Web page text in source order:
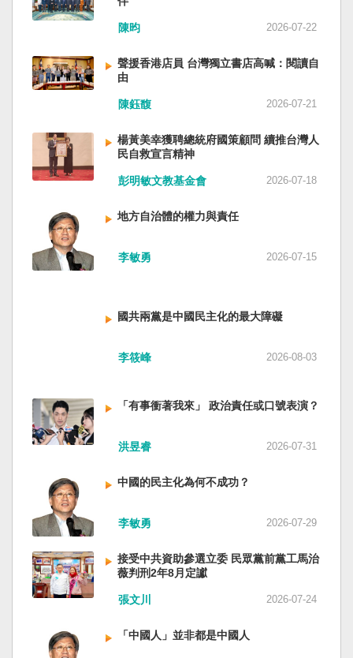
家。 一九四五年八一五，台灣人在祖國的迷惘與
迷障中做了錯誤的選擇，不只造成台灣集體命運
的台灣，要走向新歷史，珍惜台灣自己的條件，
好好建構我們尚未正常化的國家。台灣是小而
美、豐裕而堅強，在太平洋西南海域，一個閃亮
意收拾「中華民國」這個你們立鑄為繼承之國碑
銘的國號，台灣也會尊重歷史，對殘餘中國做歷
史的了結，寫下句點。生活在台灣的人們應共同
起造一個對「中國」不構成侵權的新國家，開啟
（作者是詩人）
與日本都會投入軍事力量協助救援。國軍與日本
自衛隊在大型災害時能提供人力、運輸、工程與
防、搜救與緊急醫療體系；地方政府負責整體應
變與資源調度，警察則協助交通管制、秩序維護
與災區管理。真正成熟的防災制度，需要的是整
期推動全民防災教育與社區演練，值得台灣參
考。但學習日本並非照搬制度，而是思考如何建
立符合台灣社會條件的防災文化。 防災的目的，
不只是讓人民在災害中生存下來，更是在災害發
的防災制度，不是要求人民只能服從撤離命令，
而是讓人民相信：當他們離開家園時，公共制度
會接住他們。
陳昀 2026-07-22
聲援香港店員 台灣獨立書店高喊：閱讀自
由
陳鈺馥 2026-07-21
楊黃美幸獲聘總統府國策顧問 續推台灣人
民自救宣言精神
彭明敏文教基金會 2026-07-18
地方自治體的權力與責任
李敏勇 2026-07-15
國共兩黨是中國民主化的最大障礙
李筱峰 2026-08-03
「有事衝著我來」 政治責任或口號表演？
洪昱睿 2026-07-31
中國的民主化為何不成功？
李敏勇 2026-07-29
接受中共資助參選立委 民眾黨前黨工馬治
薇判刑2年8月定讞
張文川 2026-07-24
「中國人」並非都是中國人